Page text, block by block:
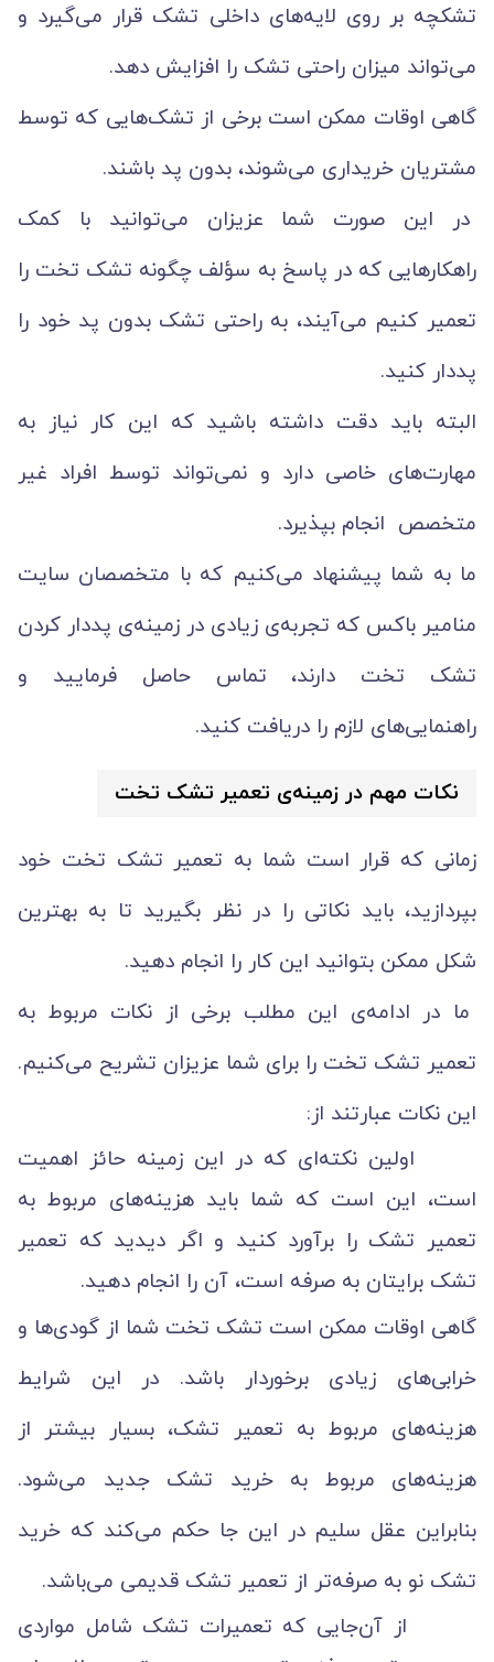
تشکچه بر روی لایه‌های داخلی تشک قرار می‌گیرد و
می‌تواند میزان راحتی تشک را افزایش دهد.
گاهی اوقات ممکن است برخی از تشک‌هایی که توسط
مشتریان خریداری می‌شوند، بدون پد باشند.
در این صورت شما عزیزان می‌توانید با کمک
راهکارهایی که در پاسخ به سؤلف چگونه تشک تخت را
تعمیر کنیم می‌آیند، به راحتی تشک بدون پد خود را
پددار کنید.
البته باید دقت داشته باشید که این کار نیاز به
مهارت‌های خاصی دارد و نمی‌تواند توسط افراد غیر
متخصص انجام بپذیرد.
ما به شما پیشنهاد می‌کنیم که با متخصصان سایت
منامیر باکس که تجربه‌ی زیادی در زمینه‌ی پددار کردن
تشک تخت دارند، تماس حاصل فرمایید و
راهنمایی‌های لازم را دریافت کنید.
نکات مهم در زمینه‌ی تعمیر تشک تخت
زمانی که قرار است شما به تعمیر تشک تخت خود
بپردازید، باید نکاتی را در نظر بگیرید تا به بهترین
شکل ممکن بتوانید این کار را انجام دهید.
ما در ادامه‌ی این مطلب برخی از نکات مربوط به
تعمیر تشک تخت را برای شما عزیزان تشریح می‌کنیم.
این نکات عبارتند از:
اولین نکته‌ای که در این زمینه حائز اهمیت
است، این است که شما باید هزینه‌های مربوط به
تعمیر تشک را برآورد کنید و اگر دیدید که تعمیر
تشک برایتان به صرفه است، آن را انجام دهید.
گاهی اوقات ممکن است تشک تخت شما از گودی‌ها و
خرابی‌های زیادی برخوردار باشد. در این شرایط
هزینه‌های مربوط به تعمیر تشک، بسیار بیشتر از
هزینه‌های مربوط به خرید تشک جدید می‌شود.
بنابراین عقل سلیم در این جا حکم می‌کند که خرید
تشک نو به صرفه‌تر از تعمیر تشک قدیمی می‌باشد.
از آن‌جایی که تعمیرات تشک شامل مواردی